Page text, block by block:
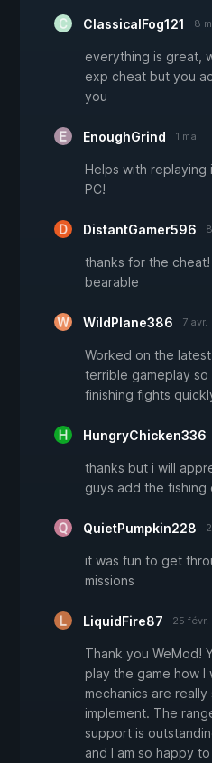
ClassicalFog121 8
everything is great,
exp cheat but you
you
EnoughGrind 1 mai
Helps with
PC!
DistantGamer596
thanks for the
bearable
WildPlane386 7 avr.
Worked on the
terrible gameplay
finishing fights
HungryChicken336
thanks but i will
guys add the fishing
QuietPumpkin228
it was fun to get
missions
LiquidFire87 25 févr.
Thank you WeMod!
play the game how I
mechanics are
implement. The
support is
and I am so happy